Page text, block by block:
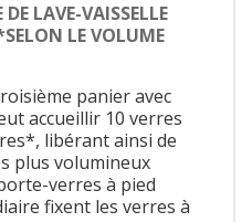
LAVE-VAISSELLE
LE VOLUME
panier avec
accueillir 10 verres
libérant ainsi de
plus volumineux
verres à pied
fixent les verres à